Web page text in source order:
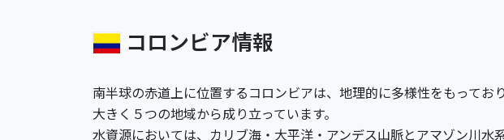
コロンビア情報
南半球の赤道上に位置するコロンビアは、地理的に多様性をもっており
大きく５つの地域から成り立っています。
水資源においては、カリブ海・大平洋・アンデス山脈とアマゾン川水